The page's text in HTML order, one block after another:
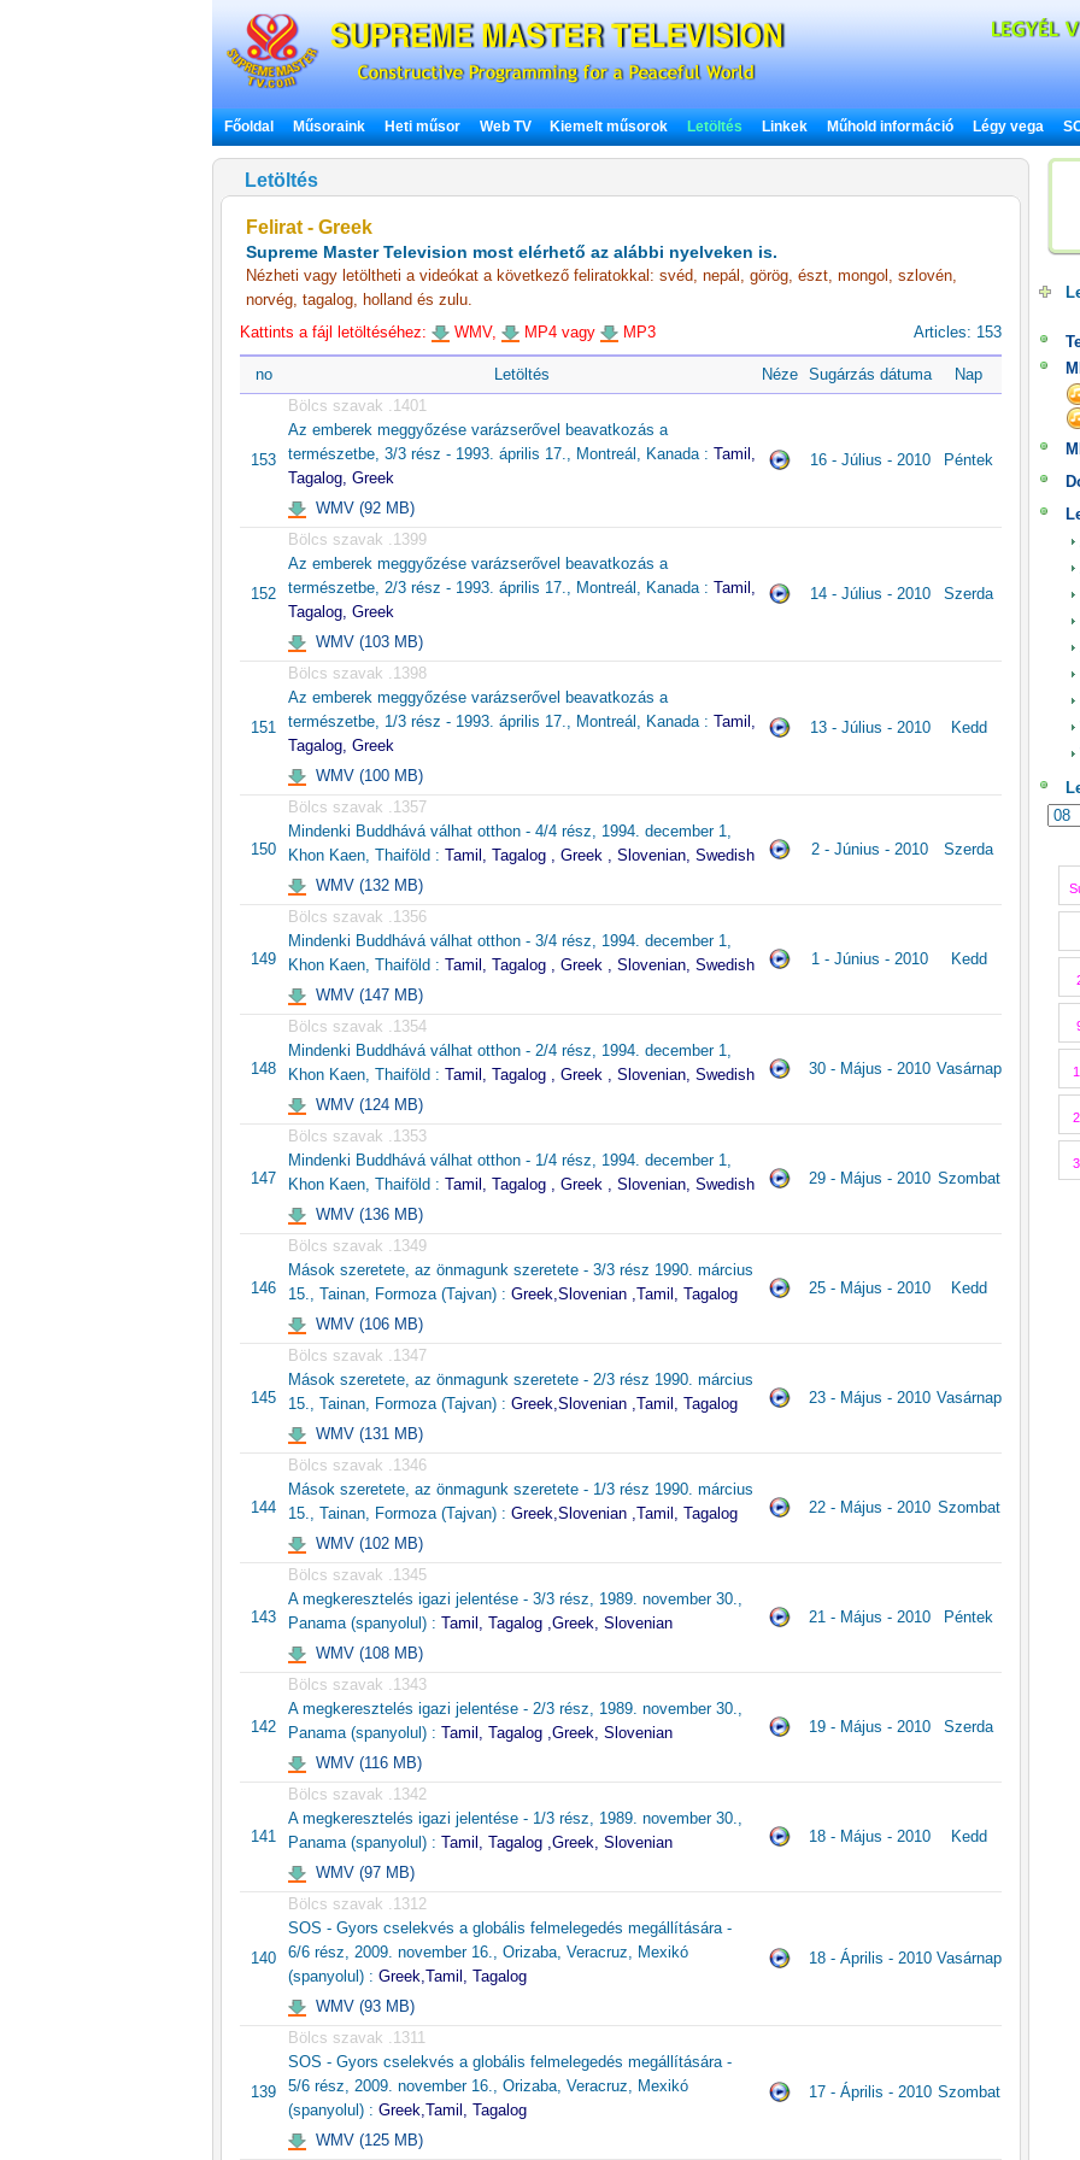
Főoldal Műsoraink Heti műsor Web TV Kiemelt műsorok Letöltés Linkek Műhold információ Légy vega
Letöltés
Felirat - Greek
Supreme Master Television most elérhető az alábbi nyelveken is.
Nézheti vagy letöltheti a videókat a következő feliratokkal: svéd, nepál, görög, észt, mongol, szlovén,
norvég, tagalog, holland és zulu.
Kattints a fájl letöltéséhez:
WMV, MP4 vagy MP3 Articles: 153
no Letöltés Néze Sugárzás dátuma Nap
153
Bölcs szavak .1401
Az emberek meggyőzése varázserővel beavatkozás a
természetbe, 3/3 rész - 1993. április 17., Montreál, Kanada : Tamil,
Tagalog, Greek
WMV (92 MB)
16 - Július - 2010 Péntek
152
Bölcs szavak .1399
Az emberek meggyőzése varázserővel beavatkozás a
természetbe, 2/3 rész - 1993. április 17., Montreál, Kanada : Tamil,
Tagalog, Greek
WMV (103 MB)
14 - Július - 2010 Szerda
151
Bölcs szavak .1398
Az emberek meggyőzése varázserővel beavatkozás a
természetbe, 1/3 rész - 1993. április 17., Montreál, Kanada : Tamil,
Tagalog, Greek
WMV (100 MB)
13 - Július - 2010 Kedd
150
Bölcs szavak .1357
Mindenki Buddhává válhat otthon - 4/4 rész, 1994. december 1,
Khon Kaen, Thaiföld : Tamil, Tagalog , Greek , Slovenian, Swedish
WMV (132 MB)
2 - Június - 2010 Szerda
149
Bölcs szavak .1356
Mindenki Buddhává válhat otthon - 3/4 rész, 1994. december 1,
Khon Kaen, Thaiföld : Tamil, Tagalog , Greek , Slovenian, Swedish
WMV (147 MB)
1 - Június - 2010 Kedd
148
Bölcs szavak .1354
Mindenki Buddhává válhat otthon - 2/4 rész, 1994. december 1,
Khon Kaen, Thaiföld : Tamil, Tagalog , Greek , Slovenian, Swedish
WMV (124 MB)
30 - Május - 2010 Vasárnap
147
Bölcs szavak .1353
Mindenki Buddhává válhat otthon - 1/4 rész, 1994. december 1,
Khon Kaen, Thaiföld : Tamil, Tagalog , Greek , Slovenian, Swedish
WMV (136 MB)
29 - Május - 2010 Szombat
146
Bölcs szavak .1349
Mások szeretete, az önmagunk szeretete - 3/3 rész 1990. március
15., Tainan, Formoza (Tajvan) : Greek,Slovenian ,Tamil, Tagalog
WMV (106 MB)
25 - Május - 2010 Kedd
145
Bölcs szavak .1347
Mások szeretete, az önmagunk szeretete - 2/3 rész 1990. március
15., Tainan, Formoza (Tajvan) : Greek,Slovenian ,Tamil, Tagalog
WMV (131 MB)
23 - Május - 2010 Vasárnap
144
Bölcs szavak .1346
Mások szeretete, az önmagunk szeretete - 1/3 rész 1990. március
15., Tainan, Formoza (Tajvan) : Greek,Slovenian ,Tamil, Tagalog
WMV (102 MB)
22 - Május - 2010 Szombat
143
Bölcs szavak .1345
A megkeresztelés igazi jelentése - 3/3 rész, 1989. november 30.,
Panama (spanyolul) : Tamil, Tagalog ,Greek, Slovenian
WMV (108 MB)
21 - Május - 2010 Péntek
142
Bölcs szavak .1343
A megkeresztelés igazi jelentése - 2/3 rész, 1989. november 30.,
Panama (spanyolul) : Tamil, Tagalog ,Greek, Slovenian
WMV (116 MB)
19 - Május - 2010 Szerda
141
Bölcs szavak .1342
A megkeresztelés igazi jelentése - 1/3 rész, 1989. november 30.,
Panama (spanyolul) : Tamil, Tagalog ,Greek, Slovenian
WMV (97 MB)
18 - Május - 2010 Kedd
140
Bölcs szavak .1312
SOS - Gyors cselekvés a globális felmelegedés megállítására -
6/6 rész, 2009. november 16., Orizaba, Veracruz, Mexikó
(spanyolul) : Greek,Tamil, Tagalog
WMV (93 MB)
18 - Április - 2010 Vasárnap
139
Bölcs szavak .1311
SOS - Gyors cselekvés a globális felmelegedés megállítására -
5/6 rész, 2009. november 16., Orizaba, Veracruz, Mexikó
(spanyolul) : Greek,Tamil, Tagalog
WMV (125 MB)
17 - Április - 2010 Szombat